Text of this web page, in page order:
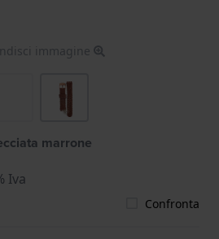
immagine
marrone
Iva
Confronta